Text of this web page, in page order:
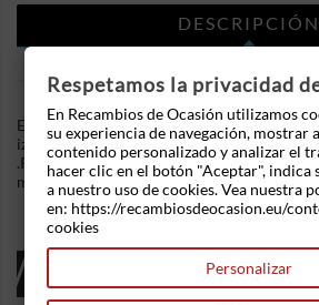
DESCRIPCIÓN
En Recambios de Ocasion disponemos
izquierdo Volkswagen Passat (B3, B4)
.Referencia Interna: 03121205209799.
mas recambios, si tiene cualquier duda
16 OTROS PRODUCTOS
CATEGORÍA:
Respetamos la privacidad
En Recambios de Ocasión utilizamos
su experiencia de navegación, mostrar
contenido personalizado y analizar el
hacer clic en el botón "Aceptar", indica
a nuestro uso de cookies. Vea nuestra
en: https://recambiosdeocasion.eu/
cookies
Personalizar